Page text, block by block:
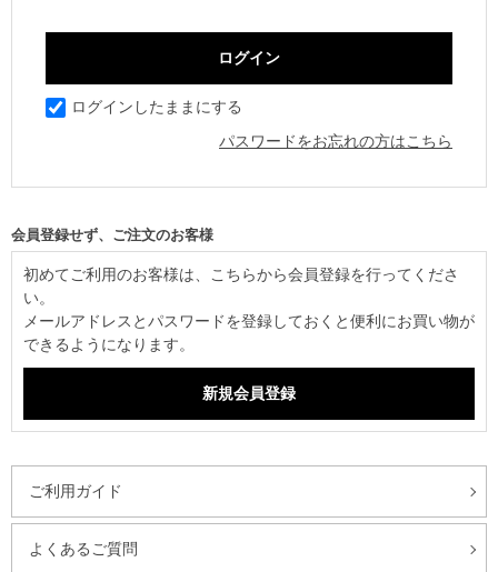
ログインしたままにする
パスワードをお忘れの方はこちら
初めてご利用のお客様は、こちらから会員登録を行ってくださ
い。
メールアドレスとパスワードを登録しておくと便利にお買い物が
できるようになります。
ご利用ガイド
よくあるご質問